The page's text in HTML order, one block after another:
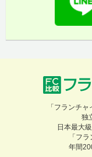
「フランチ
独
日本最大
「フ
年間